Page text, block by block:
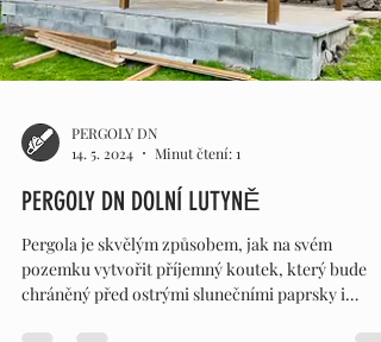
PERGOLY DN
14. 5. 2024
Minut čtení: 1
PERGOLY DN DOLNÍ LUTYNĚ
Pergola je skvělým způsobem, jak na svém